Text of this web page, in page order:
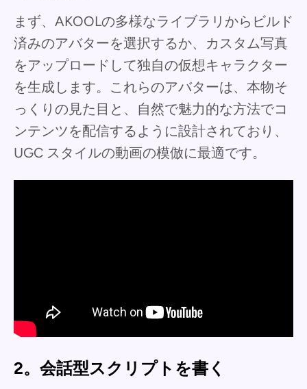
まず、AKOOLの多様なライブラリからビルド
済みのアバターを選択するか、カスタム写真
をアップロードして独自の仮想キャラクター
を生成します。これらのアバターは、本物そ
っくりの見た目と、自然で魅力的な方法でコ
ンテンツを配信するように設計されており、
UGC スタイルの動画の模倣に最適です。
2。会話型スクリプトを書く